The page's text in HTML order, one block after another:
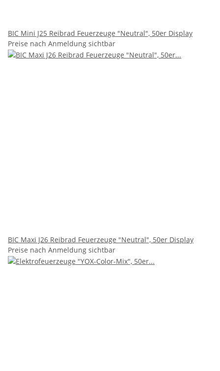
BIC Mini J25 Reibrad Feuerzeuge "Neutral", 50er Display
Preise nach Anmeldung sichtbar
BIC Maxi J26 Reibrad Feuerzeuge "Neutral", 50er Display
Preise nach Anmeldung sichtbar